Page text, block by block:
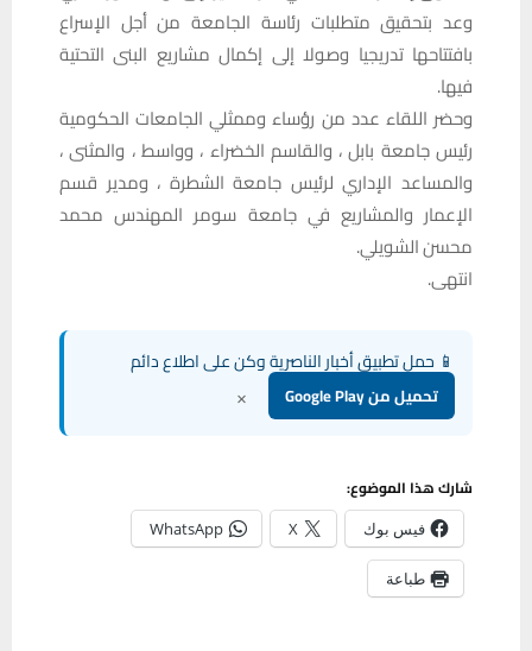
وعد بتحقيق متطلبات رئاسة الجامعة من أجل الإسراع
بافتتاحها تدريجيا وصولا إلى إكمال مشاريع البنى التحتية
فيها.
وحضر اللقاء عدد من رؤساء وممثلي الجامعات الحكومية
رئيس جامعة بابل ، والقاسم الخضراء ، وواسط ، والمثنى ،
والمساعد الإداري لرئيس جامعة الشطرة ، ومدير قسم
الإعمار والمشاريع في جامعة سومر المهندس محمد
محسن الشويلي.
انتهى.
📱 حمل تطبيق أخبار الناصرية وكن على اطلاع دائم
تحميل من Google Play ×
شارك هذا الموضوع:
فيس بوك X
WhatsApp
طباعة